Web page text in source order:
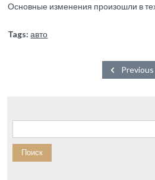
Основные изменения произошли в
Tags: авто
Найти: